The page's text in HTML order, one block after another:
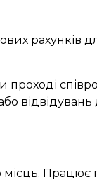
рахунків
проході
відвідувань
місць. Працює